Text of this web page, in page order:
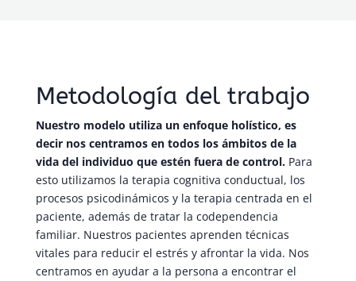
Metodología del trabajo
Nuestro modelo utiliza un enfoque holístico, es
decir nos centramos en todos los ámbitos de la
vida del individuo que estén fuera de control. Para
esto utilizamos la terapia cognitiva conductual, los
procesos psicodinámicos y la terapia centrada en el
paciente, además de tratar la codependencia
familiar. Nuestros pacientes aprenden técnicas
vitales para reducir el estrés y afrontar la vida. Nos
centramos en ayudar a la persona a encontrar el